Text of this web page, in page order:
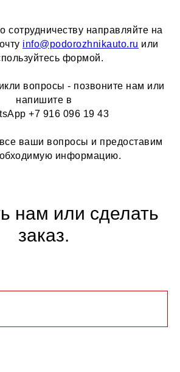
сотрудничеству направляйте на
info@podorozhnikauto.ru или
формой.
вопросы - позвоните нам или
напишите в
+7 916 096 19 43
ваши вопросы и предоставим
информацию.
нам или сделать
заказ.